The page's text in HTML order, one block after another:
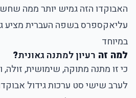
האבוקדו הזה גמיש יותר ממה
עליאקספרס בשפה העברית מציע
במיוחד
למה זה רעיון למתנה גאונית?
כי זו מתנה מתוקה, שימושית, זולה,
לערב שישי סט ערכות גידול